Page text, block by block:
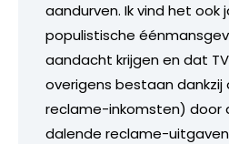
aandurven. Ik vind het ook
populistische
aandacht krijgen en dat
overigens bestaan dankzij
reclame-inkomsten) door
dalende reclame-